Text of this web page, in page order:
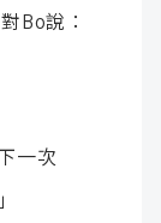
Bo說：
一次